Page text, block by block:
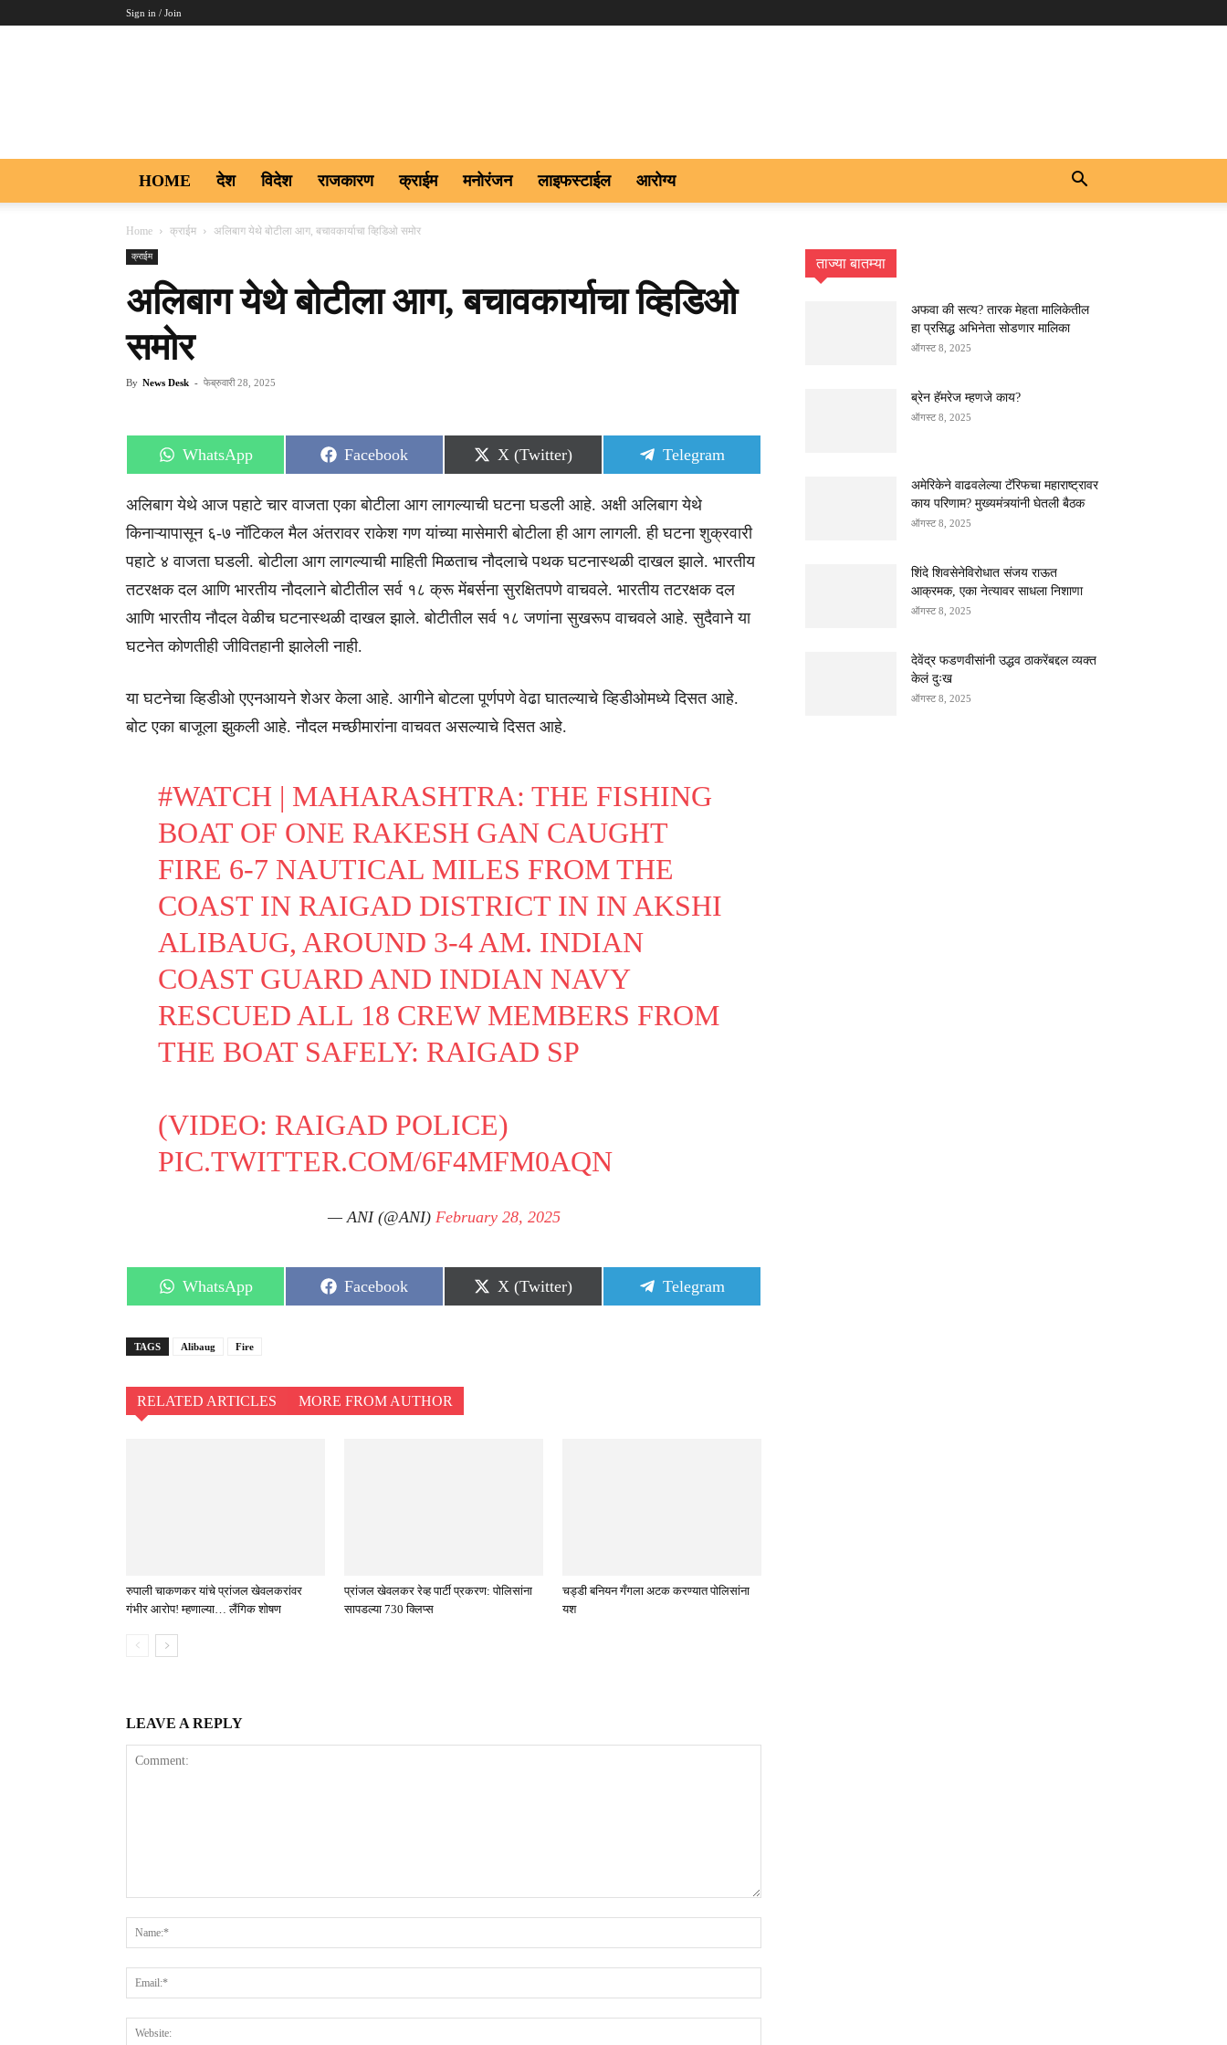
Sign in / Join
HOME देश विदेश राजकारण क्राईम मनोरंजन लाइफस्टाईल आरोग्य
Home क्राईम अलिबाग येथे बोटीला आग, बचावकार्याचा व्हिडिओ समोर
क्राईम
अलिबाग येथे बोटीला आग, बचावकार्याचा व्हिडिओ
समोर
By News Desk - फेब्रुवारी 28, 2025
Share
on
WhatsApp
Share
on
Facebook
Share
on
X (Twitter)
Share
on
Telegram
अलिबाग येथे आज पहाटे चार वाजता एका बोटीला आग लागल्याची घटना घडली आहे. अक्षी अलिबाग येथे
किनाऱ्यापासून ६-७ नॉटिकल मैल अंतरावर राकेश गण यांच्या मासेमारी बोटीला ही आग लागली. ही घटना शुक्रवारी
पहाटे ४ वाजता घडली. बोटीला आग लागल्याची माहिती मिळताच नौदलाचे पथक घटनास्थळी दाखल झाले. भारतीय
तटरक्षक दल आणि भारतीय नौदलाने बोटीतील सर्व १८ क्रू मेंबर्सना सुरक्षितपणे वाचवले. भारतीय तटरक्षक दल
आणि भारतीय नौदल वेळीच घटनास्थळी दाखल झाले. बोटीतील सर्व १८ जणांना सुखरूप वाचवले आहे. सुदैवाने या
घटनेत कोणतीही जीवितहानी झालेली नाही.
या घटनेचा व्हिडीओ एएनआयने शेअर केला आहे. आगीने बोटला पूर्णपणे वेढा घातल्याचे व्हिडीओमध्ये दिसत आहे.
बोट एका बाजूला झुकली आहे. नौदल मच्छीमारांना वाचवत असल्याचे दिसत आहे.
#WATCH| MAHARASHTRA: THE FISHING
BOAT OF ONE RAKESH GAN CAUGHT
FIRE 6-7 NAUTICAL MILES FROM THE
COAST IN RAIGAD DISTRICT IN IN AKSHI
ALIBAUG, AROUND 3-4 AM. INDIAN
COAST GUARD AND INDIAN NAVY
RESCUED ALL 18 CREW MEMBERS FROM
THE BOAT SAFELY: RAIGAD SP
(VIDEO: RAIGAD POLICE)
PIC.TWITTER.COM/6F4MFM0AQN
— ANI (@ANI) February 28, 2025
Share
on
WhatsApp
Share
on
Facebook
Share
on
X (Twitter)
Share
on
Telegram
TAGS Alibaug Fire
RELATED ARTICLES MORE FROM AUTHOR
रुपाली चाकणकर यांचे प्रांजल खेवलकरांवर
गंभीर आरोप! म्हणाल्या… लैंगिक शोषण
प्रांजल खेवलकर रेव्ह पार्टी प्रकरण: पोलिसांना
सापडल्या 730 क्लिप्स
चड्डी बनियन गँगला अटक करण्यात पोलिसांना
यश
LEAVE A REPLY
ताज्या बातम्या
अफवा की सत्य? तारक मेहता मालिकेतील
हा प्रसिद्ध अभिनेता सोडणार मालिका
ऑगस्ट 8, 2025
ब्रेन हॅमरेज म्हणजे काय?
ऑगस्ट 8, 2025
अमेरिकेने वाढवलेल्या टॅरिफचा महाराष्ट्रावर
काय परिणाम? मुख्यमंत्र्यांनी घेतली बैठक
ऑगस्ट 8, 2025
शिंदे शिवसेनेविरोधात संजय राऊत
आक्रमक, एका नेत्यावर साधला निशाणा
ऑगस्ट 8, 2025
देवेंद्र फडणवीसांनी उद्धव ठाकरेंबद्दल व्यक्त
केलं दुःख
ऑगस्ट 8, 2025